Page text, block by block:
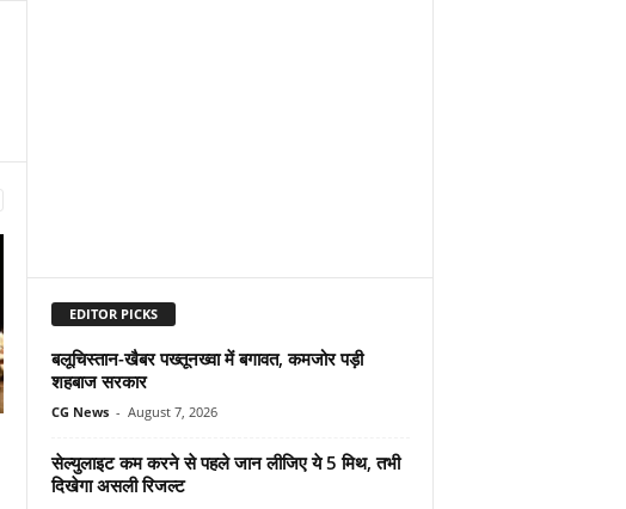
EDITOR PICKS
बलूचिस्तान-खैबर पख्तूनख्वा में बगावत, कमजोर पड़ी
शहबाज सरकार
CG News - August 7, 2026
सेल्युलाइट कम करने से पहले जान लीजिए ये 5 मिथ, तभी
दिखेगा असली रिजल्ट